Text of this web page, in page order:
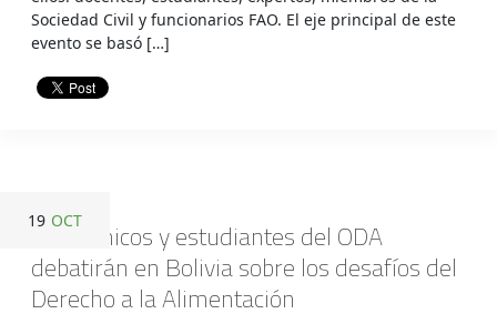
Sociedad Civil y funcionarios FAO. El eje principal de este
evento se basó […]
19 OCT
Académicos y estudiantes del ODA
debatirán en Bolivia sobre los desafíos del
Derecho a la Alimentación